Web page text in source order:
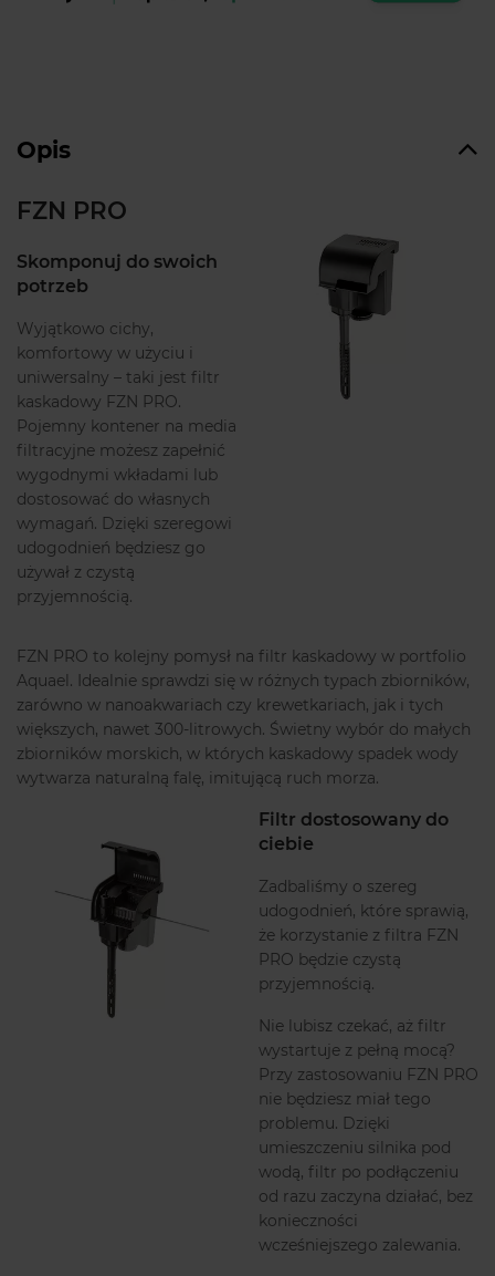
Opis
FZN PRO
Skomponuj do swoich
potrzeb
Wyjątkowo cichy,
komfortowy w użyciu i
uniwersalny – taki jest filtr
kaskadowy FZN PRO.
Pojemny kontener na media
filtracyjne możesz zapełnić
wygodnymi wkładami lub
dostosować do własnych
wymagań. Dzięki szeregowi
udogodnień będziesz go
używał z czystą
przyjemnością.
FZN PRO to kolejny pomysł na filtr kaskadowy w portfolio
Aquael. Idealnie sprawdzi się w różnych typach zbiorników,
zarówno w nanoakwariach czy krewetkariach, jak i tych
większych, nawet 300-litrowych. Świetny wybór do małych
zbiorników morskich, w których kaskadowy spadek wody
wytwarza naturalną falę, imitującą ruch morza.
Filtr dostosowany do
ciebie
Zadbaliśmy o szereg
udogodnień, które sprawią,
że korzystanie z filtra FZN
PRO będzie czystą
przyjemnością.
Nie lubisz czekać, aż filtr
wystartuje z pełną mocą?
Przy zastosowaniu FZN PRO
nie będziesz miał tego
problemu. Dzięki
umieszczeniu silnika pod
wodą, filtr po podłączeniu
od razu zaczyna działać, bez
konieczności
wcześniejszego zalewania.